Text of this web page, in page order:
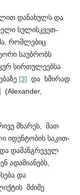
დანახულს და
სული­სკ­ვ­ეთ­
რომლებიც
საუბრობს
სირთულეებსა
[3] და ხშირად
(Alexander,
მხარეს, მათ
იდენტობის საკით­
დამანგრეველ
ადამიანებს,
და
მძიმე